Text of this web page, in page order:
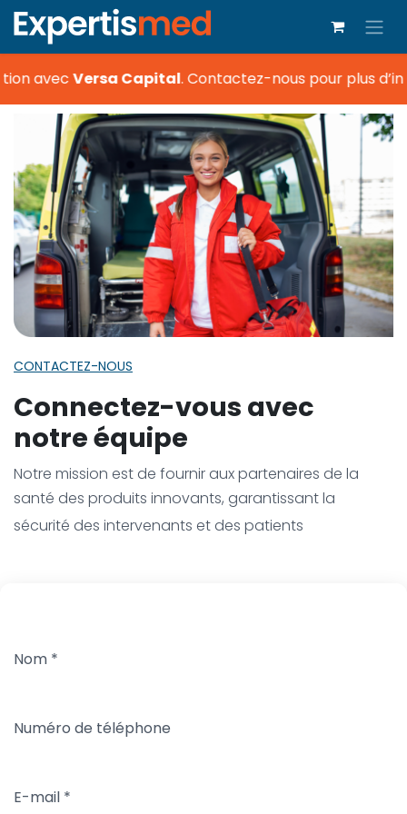
avecVersa Capital.Contactez-nous pour plus
CONTACTEZ-NOUS
Connectez-vous avec
notre équipe
Notre mission est de fournir aux partenaires de la
santé des produits innovants, garantissant la
sécurité des intervenants et des patients
Nom *
Numéro de téléphone
E-mail *